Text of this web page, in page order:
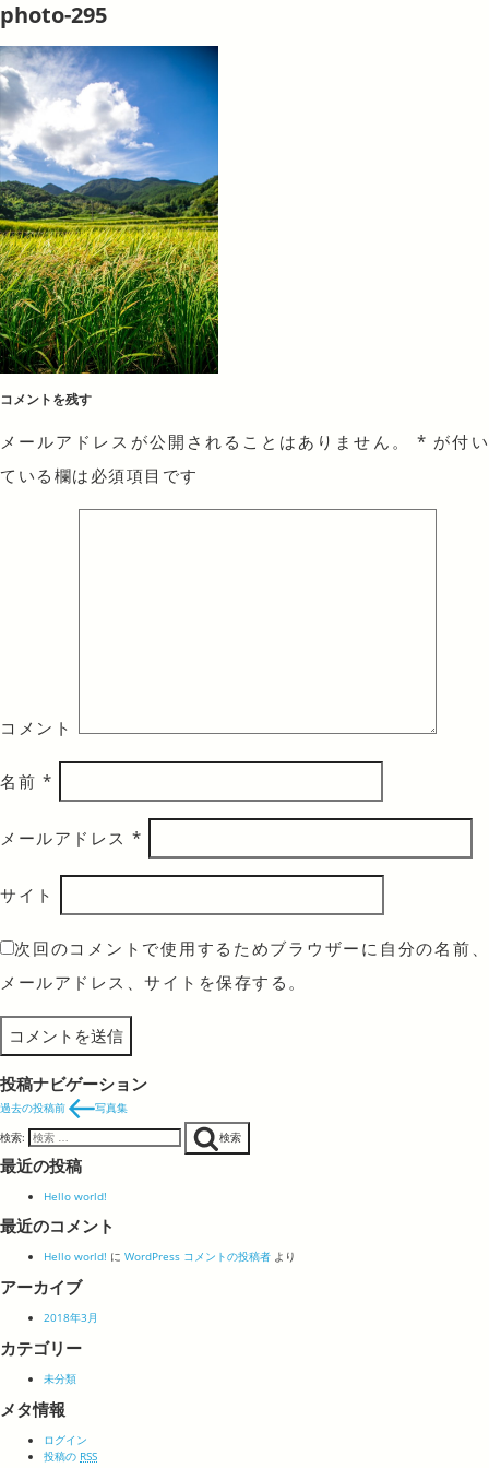
photo-295
コメントを残す
メールアドレスが公開されることはありません。 * が付い
ている欄は必須項目です
コメント
名前 *
メールアドレス *
サイト
次回のコメントで使用するためブラウザーに自分の名前、
メールアドレス、サイトを保存する。
投稿ナビゲーション
過去の投稿前
写真集
検索:
検索
最近の投稿
Hello world!
最近のコメント
Hello world! に WordPress コメントの投稿者 より
アーカイブ
2018年3月
カテゴリー
未分類
メタ情報
ログイン
投稿の RSS